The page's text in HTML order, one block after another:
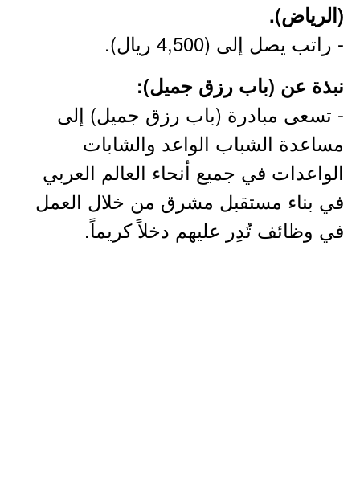
(الرياض).
- راتب يصل إلى (4,500 ريال).
نبذة عن (باب رزق جميل):
- تسعى مبادرة (باب رزق جميل) إلى
مساعدة الشباب الواعد والشابات
الواعدات في جميع أنحاء العالم العربي
في بناء مستقبل مشرق من خلال العمل
في وظائف تُدِر عليهم دخلاً كريماً.